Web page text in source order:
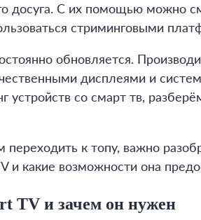
досуга. С их помощью можно
стриминговыми
обновляется.
дисплеями и
устройств со смарт тв,
к топу, важно
и какие возможности она
TV и зачем он нужен